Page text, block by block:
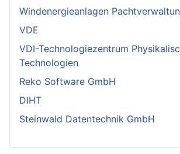
Windenergieanlagen
VDE
VDI-Technologiezentrum
Technologien
Reko Software GmbH
DIHT
Steinwald Datentechnik GmbH